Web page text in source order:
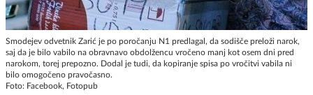
Smodejev odvetnik Zarić je po poročanju N1 predlagal, da sodišče preloži narok,
saj da je bilo vabilo na obravnavo obdolžencu vročeno manj kot osem dni pred
narokom, torej prepozno. Dodal je tudi, da kopiranje spisa po vročitvi vabila ni
bilo omogočeno pravočasno.
Foto: Facebook, Fotopub